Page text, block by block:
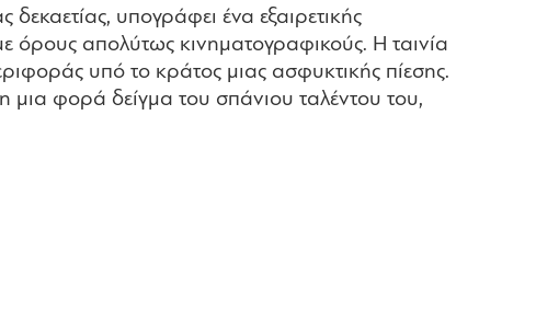
δεκαετίας, υπογράφει ένα εξαιρετικής
όρους απολύτως κινηματογραφικούς. Η ταινία
υπό το κράτος μιας ασφυκτικής πίεσης.
μια φορά δείγμα του σπάνιου ταλέντου του,